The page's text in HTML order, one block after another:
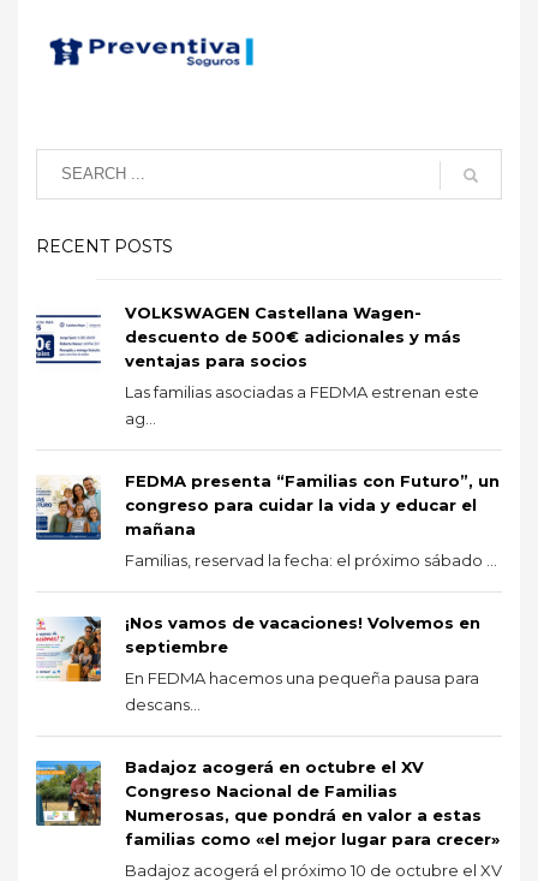
RECENT POSTS
VOLKSWAGEN Castellana Wagen-
descuento de 500€ adicionales y más
ventajas para socios
Las familias asociadas a FEDMA estrenan este
ag...
FEDMA presenta “Familias con Futuro”, un
congreso para cuidar la vida y educar el
mañana
Familias, reservad la fecha: el próximo sábado ...
¡Nos vamos de vacaciones! Volvemos en
septiembre
En FEDMA hacemos una pequeña pausa para
descans...
Badajoz acogerá en octubre el XV
Congreso Nacional de Familias
Numerosas, que pondrá en valor a estas
familias como «el mejor lugar para crecer»
Badajoz acogerá el próximo 10 de octubre el XV